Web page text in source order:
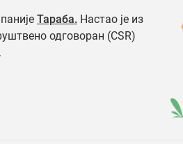
Тараба. Настао је из
одговоран (CSR)